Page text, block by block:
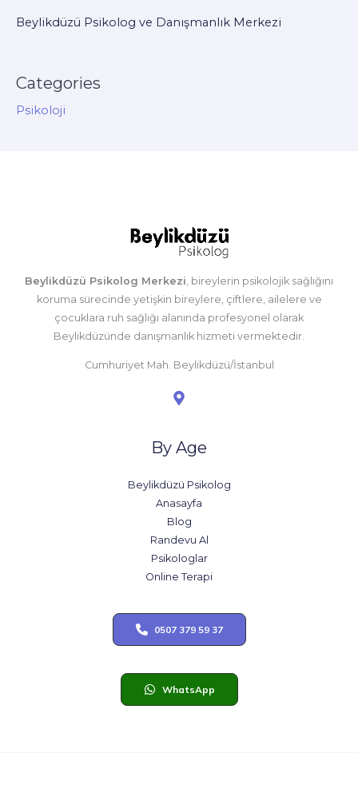
Beylikdüzü Psikolog ve Danışmanlık Merkezi
Categories
Psikoloji
Beylikdüzü Psikolog Merkezi, bireylerin psikolojik sağlığını
koruma sürecinde yetişkin bireylere, çiftlere, ailelere ve
çocuklara ruh sağlığı alanında profesyonel olarak
Beylikdüzünde danışmanlık hizmeti vermektedir.
Cumhuriyet Mah. Beylikdüzü/İstanbul
By Age
Beylikdüzü Psikolog
Anasayfa
Blog
Randevu Al
Psikologlar
Online Terapi
0507 379 59 37
WhatsApp